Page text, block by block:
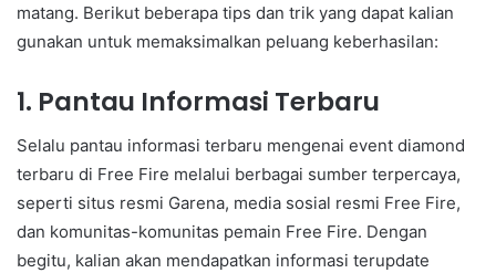
matang. Berikut beberapa tips dan trik yang dapat kalian
gunakan untuk memaksimalkan peluang keberhasilan:
1. Pantau Informasi Terbaru
Selalu pantau informasi terbaru mengenai event diamond
terbaru di Free Fire melalui berbagai sumber terpercaya,
seperti situs resmi Garena, media sosial resmi Free Fire,
dan komunitas-komunitas pemain Free Fire. Dengan
begitu, kalian akan mendapatkan informasi terupdate